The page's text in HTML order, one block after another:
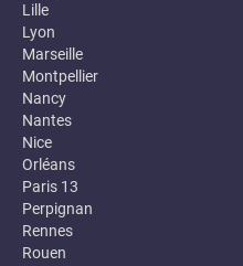
Lille
Lyon
Marseille
Montpellier
Nancy
Nantes
Nice
Orléans
Paris 13
Perpignan
Rennes
Rouen